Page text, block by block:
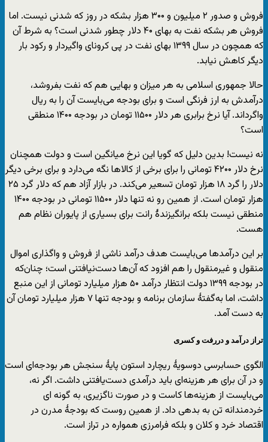
فروش و صدور ۲ میلیون و ۳۰۰ هزار بشکه در روز که شدنی نیست. اما
فروش هر بشکه نفت به بهای ۴۰ دلار چطور شدنی است؟ به شرط آن
که همچون در سال ۱۳۹۹ بهای نفت در پی کرونای واگیردار و رکود بار
دیگر کاهش نیابد.
حالا جمهوری اسلامی به هر میزان و بهایی هم که نفت بفروشد،
درآمدش به ارز فرنگی است و برای بودجه می‌بایست آن را به ریال
واگرداند. آیا نرخ برابری هر دلار ۱۱۵۰۰ تومان در بودجه ۱۴۰۰ منطقی
است؟
نه نیست! بدین دلیل که گویا این نرخ میانگین است و دولت همچنان
نرخ دلار ۴۲۰۰ تومانی را برای برخی از کالاها نگه می‌دارد و برای برخی دیگر
دلار را گرد ۱۸ هزار تومان تسعیر می‌کند. در بازار آزاد هم که دلار گرد ۲۵
هزار تومان است. از همین رو نه تنها دلار ۱۱۵۰۰ تومانی در بودجه ۱۴۰۰
منطقی نیست بلکه برانگیزندهٔ رانت برای بسیاری از پایوران نظام هم
هست.
بر این درآمدها می‌بایست هدف درآمد ناشی از فروش و واگذاری اموال
منقول و غیرمنقول را هم افزود که آن‌ها دست‌نیافتنی است؛ چنان‌که
در بودجه ۱۳۹۹ دولت انتظار درآمد ۵۰ هزار میلیارد تومانی از این منبع
داشت، اما به‌گفتهٔ سازمان برنامه و بودجه تنها ۷ هزار میلیارد تومان آن
به دست آمد.
تراز درآمد و دررفت و کسری
الگوی حسابرسی دوسویهٔ ریچارد استون پایهٔ سنجش هر بودجه‌ای است
و در آن برای هر هزینه‌ای باید درآمدی دست‌یافتنی داشت. اگر نه،
می‌بایست از هزینه‌ها کاست و در صورت ناگزیری، به گونه ای
خردمندانه تن به بدهی داد. از همین روست که بودجهٔ مدرن در
اقتصاد خرد و کلان و بلکه فرامرزی همواره در تراز است.